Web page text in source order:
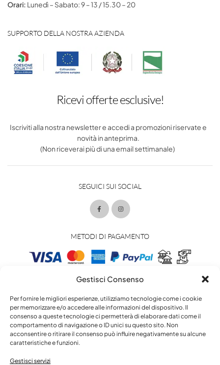
Gestisci Consenso
Per fornire le migliori esperienze, utilizziamo tecnologie come i cookie
per memorizzare e/o accedere alle informazioni del dispositivo. Il
consenso a queste tecnologie ci permetterà di elaborare dati come il
comportamento di navigazione o ID unici su questo sito. Non
acconsentire o ritirare il consenso può influire negativamente su alcune
caratteristiche e funzioni.
Gestisci servizi
Orari: Lunedì – Sabato: 9 – 13 / 15.30 – 20
SUPPORTO DELLA NOSTRA AZIENDA
Ricevi offerte esclusive!
Iscriviti alla nostra newsletter e accedi a promozioni riservate e
novità in anteprima.
(Non riceverai più di una email settimanale)
SEGUICI SUI SOCIAL
METODI DI PAGAMENTO
METODI DI SPEDIZIONE